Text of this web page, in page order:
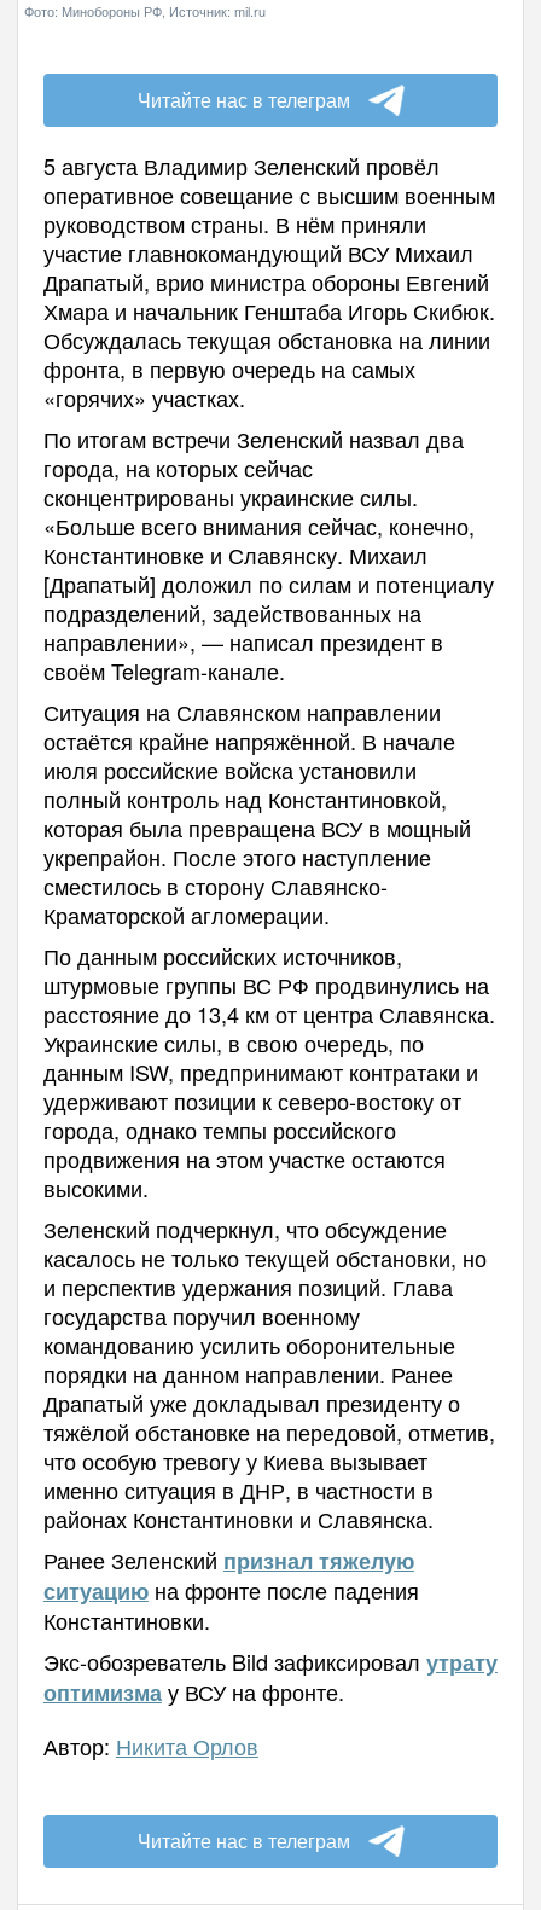
Фото: Минобороны РФ, Источник: mil.ru
Читайте нас в телеграм
5 августа Владимир Зеленский провёл
оперативное совещание с высшим военным
руководством страны. В нём приняли
участие главнокомандующий ВСУ Михаил
Драпатый, врио министра обороны Евгений
Хмара и начальник Генштаба Игорь Скибюк.
Обсуждалась текущая обстановка на линии
фронта, в первую очередь на самых
«горячих» участках.
По итогам встречи Зеленский назвал два
города, на которых сейчас
сконцентрированы украинские силы.
«Больше всего внимания сейчас, конечно,
Константиновке и Славянску. Михаил
[Драпатый] доложил по силам и потенциалу
подразделений, задействованных на
направлении», — написал президент в
своём Telegram-канале.
Ситуация на Славянском направлении
остаётся крайне напряжённой. В начале
июля российские войска установили
полный контроль над Константиновкой,
которая была превращена ВСУ в мощный
укрепрайон. После этого наступление
сместилось в сторону Славянско-
Краматорской агломерации.
По данным российских источников,
штурмовые группы ВС РФ продвинулись на
расстояние до 13,4 км от центра Славянска.
Украинские силы, в свою очередь, по
данным ISW, предпринимают контратаки и
удерживают позиции к северо-востоку от
города, однако темпы российского
продвижения на этом участке остаются
высокими.
Зеленский подчеркнул, что обсуждение
касалось не только текущей обстановки, но
и перспектив удержания позиций. Глава
государства поручил военному
командованию усилить оборонительные
порядки на данном направлении. Ранее
Драпатый уже докладывал президенту о
тяжёлой обстановке на передовой, отметив,
что особую тревогу у Киева вызывает
именно ситуация в ДНР, в частности в
районах Константиновки и Славянска.
Ранее Зеленский признал тяжелую
ситуациюна фронте после падения
Константиновки.
Экс-обозреватель Bild зафиксировал утрату
оптимизмау ВСУ на фронте.
Автор: Никита Орлов
Читайте нас в телеграм